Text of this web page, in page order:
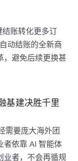
账转化更多订
动结账的全新商
，避免后续更换甚
基建决胜千里
需要庞大海外团
者依靠 AI 智能体
业者，不会再循规